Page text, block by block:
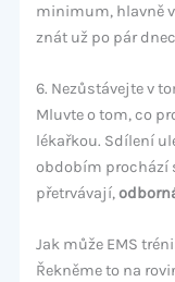
minimum, hlavně
znát už po pár
6. Nezůstávejte v
Mluvte o tom, co
lékařkou. Sdílení
obdobím prochází
přetrvávají,
Jak může EMS
Řekněme to na